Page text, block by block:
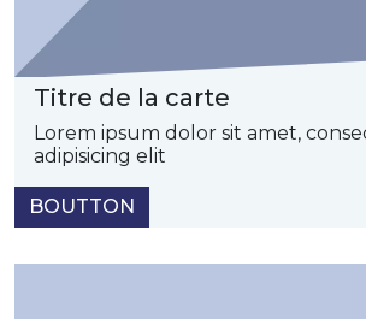
Titre de la carte
Lorem ipsum dolor sit amet,
adipisicing elit
BOUTTON